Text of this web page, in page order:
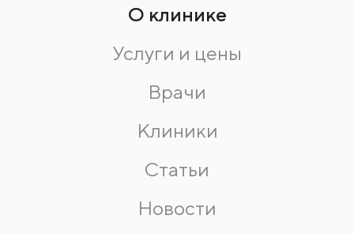
О клинике
Услуги и цены
Врачи
Клиники
Статьи
Новости